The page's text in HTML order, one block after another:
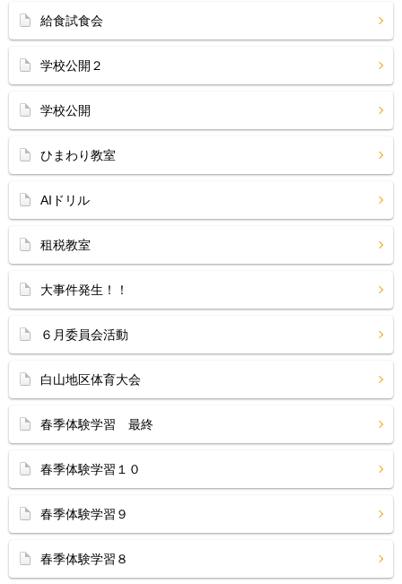
給食試食会
学校公開２
学校公開
ひまわり教室
AIドリル
租税教室
大事件発生！！
６月委員会活動
白山地区体育大会
春季体験学習 最終
春季体験学習１０
春季体験学習９
春季体験学習８